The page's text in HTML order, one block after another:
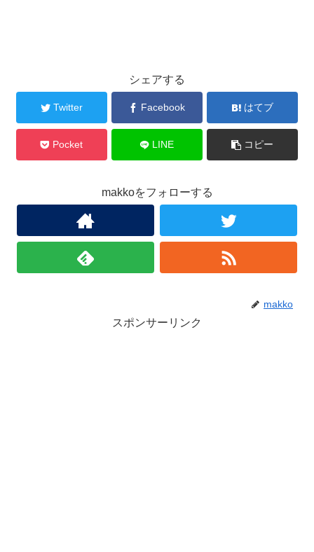
シェアする
Twitter Facebook はてブ
Pocket LINE コピー
makkoをフォローする
makko
スポンサーリンク